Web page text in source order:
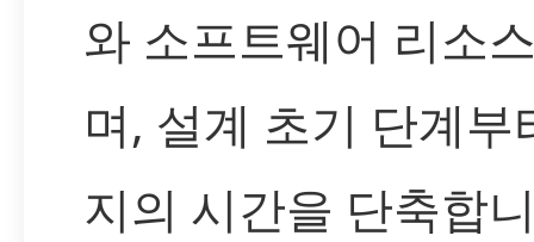
와 소프트웨어 리소
며, 설계 초기 단계부
지의 시간을 단축합